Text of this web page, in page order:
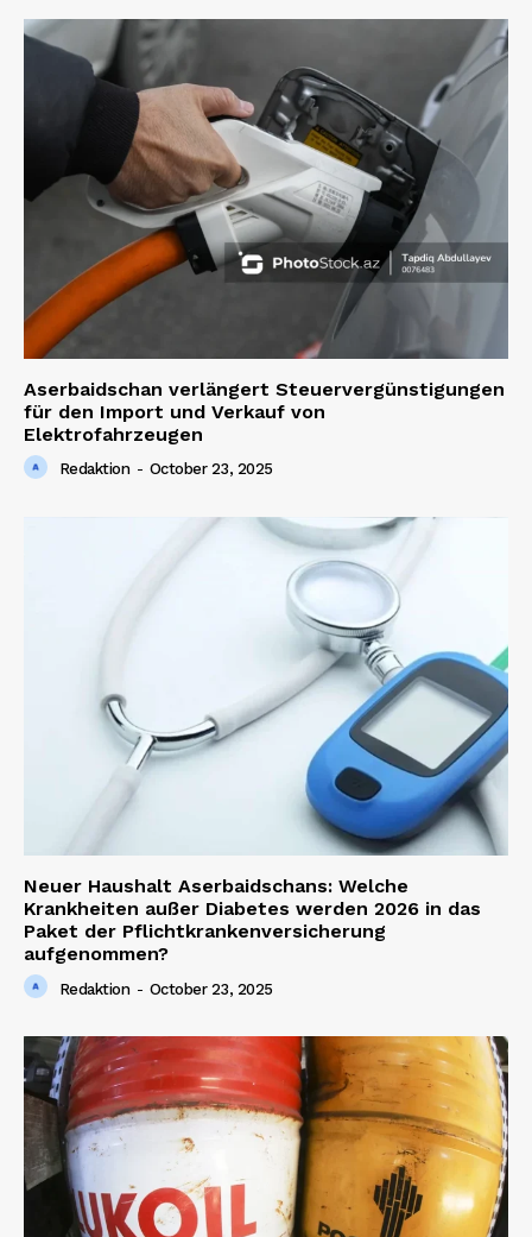
News Week
Magazine PRO
Aserbaidschan verlängert Steuervergünstigungen
für den Import und Verkauf von
Elektrofahrzeugen
Redaktion - October 23, 2025
Neuer Haushalt Aserbaidschans: Welche
Krankheiten außer Diabetes werden 2026 in das
Paket der Pflichtkrankenversicherung
aufgenommen?
Redaktion - October 23, 2025